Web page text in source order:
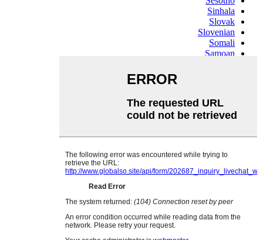
Sinhala
Slovak
Slovenian
Somali
Samoan
Swahili
Tajik
Telugu
Ukrainian
Urdu
Welsh
Xhosa
Yiddish